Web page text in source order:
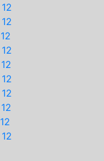
12
12
12
12
12
12
12
12
12
12